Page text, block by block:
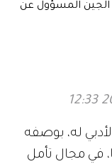
المسؤول عن
له، بوصفه
في مجال تأمل